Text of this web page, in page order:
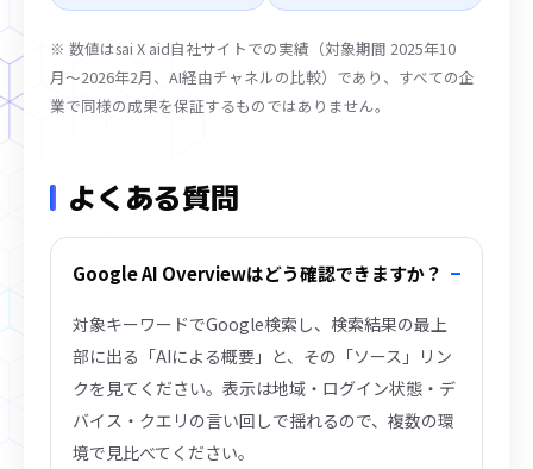
※ 数値はsai X aid自社サイトでの実績（対象期間 2025年10
月〜2026年2月、AI経由チャネルの比較）であり、すべての企
業で同様の成果を保証するものではありません。
よくある質問
Google AI Overviewはどう確認できますか？
対象キーワードでGoogle検索し、検索結果の最上
部に出る「AIによる概要」と、その「ソース」リン
クを見てください。表示は地域・ログイン状態・デ
バイス・クエリの言い回しで揺れるので、複数の環
境で見比べてください。